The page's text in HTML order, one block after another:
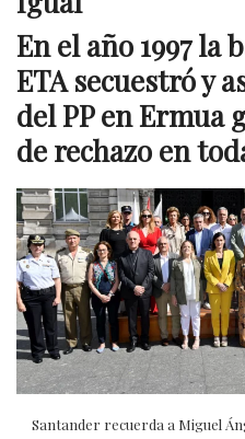
En el año 1997
ETA secuestró y
del PP en Ermua
de rechazo en
Santander recuerda a Miguel